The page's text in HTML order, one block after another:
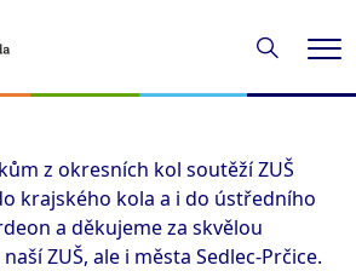
Hledání
z okresních kol soutěží ZUŠ
krajského kola a i do ústředního
a děkujeme za skvělou
ZUŠ, ale i města Sedlec-Prčice.